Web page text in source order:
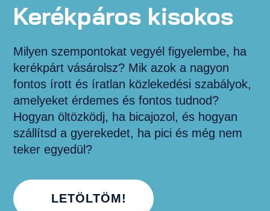
Kerékpáros kisokos
Milyen szempontokat vegyél figyelembe, ha
kerékpárt vásárolsz? Mik azok a nagyon
fontos írott és íratlan közlekedési szabályok,
amelyeket érdemes és fontos tudnod?
Hogyan öltözködj, ha bicajozol, és hogyan
szállítsd a gyerekedet, ha pici és még nem
teker egyedül?
LETÖLTÖM!